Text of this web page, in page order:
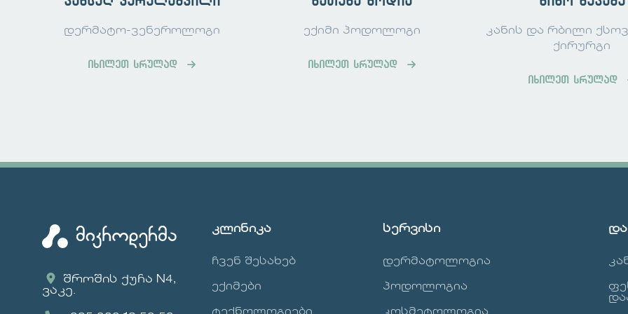
დერმატო-ვენეროლოგი
იხილეთ სრულად
ექიმი პოდოლოგი
იხილეთ სრულად
კანის და რბილი
ქირურგი
იხილეთ სრულად
შროშის ქუჩა N4,
ვაკე.
კლინიკა
ჩვენ შესახებ
ექიმები
სერვისი
დერმატოლოგია
პოდოლოგია